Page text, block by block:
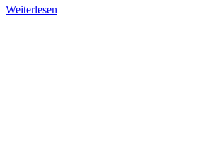
Weiterlesen